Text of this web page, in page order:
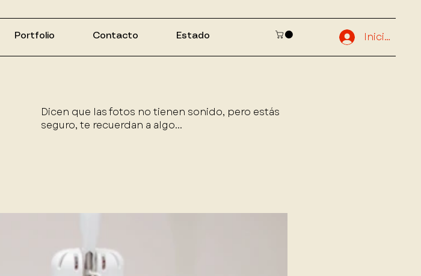
Portfolio Contacto Estado Iniciar
Dicen que las fotos no tienen sonido, pero estás
seguro, te recuerdan a algo...